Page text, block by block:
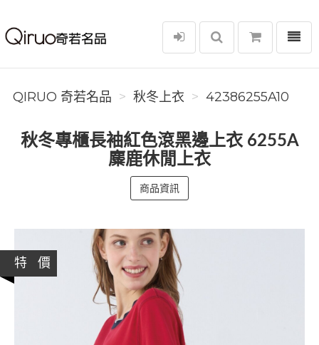
Qiruo 奇若名品
選單
QIRUO 奇若名品 秋冬上衣 42386255A10
秋冬專櫃長袖紅色滾黑邊上衣 6255A
麋鹿休閒上衣
商品資訊
特 價